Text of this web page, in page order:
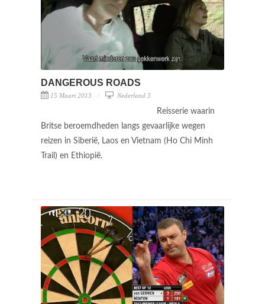
DANGEROUS ROADS
15 Maart 2013 Nederland 3
Reisserie waarin
Britse beroemdheden langs gevaarlijke wegen
reizen in Siberië, Laos en Vietnam (Ho Chi Minh
Trail) en Ethiopië.